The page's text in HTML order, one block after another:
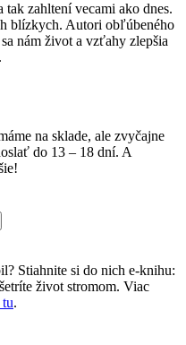
zahltení vecami ako dnes.
blízkych. Autori obľúbeného
nám život a vzťahy zlepšia
na sklade, ale zvyčajne
do 13 – 18 dní. A
Stiahnite si do nich e-knihu:
život stromom. Viac
.